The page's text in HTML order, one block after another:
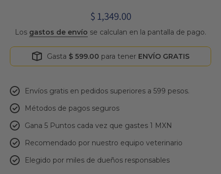
$ 1,349.00
Los gastos de envío se calculan en la pantalla de pago.
Gasta $ 599.00 para tener ENVÍO GRATIS
Envíos gratis en pedidos superiores a 599 pesos.
Métodos de pagos seguros
Gana 5 Puntos cada vez que gastes 1 MXN
Recomendado por nuestro equipo veterinario
Elegido por miles de dueños responsables